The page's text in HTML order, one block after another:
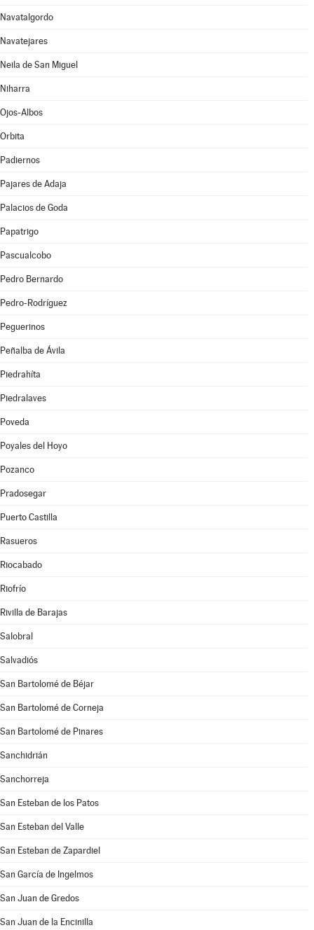
Navatalgordo
Navatejares
Neila de San Miguel
Niharra
Ojos-Albos
Orbita
Padiernos
Pajares de Adaja
Palacios de Goda
Papatrigo
Pascualcobo
Pedro Bernardo
Pedro-Rodríguez
Peguerinos
Peñalba de Ávila
Piedrahíta
Piedralaves
Poveda
Poyales del Hoyo
Pozanco
Pradosegar
Puerto Castilla
Rasueros
Riocabado
Riofrío
Rivilla de Barajas
Salobral
Salvadiós
San Bartolomé de Béjar
San Bartolomé de Corneja
San Bartolomé de Pinares
Sanchidrián
Sanchorreja
San Esteban de los Patos
San Esteban del Valle
San Esteban de Zapardiel
San García de Ingelmos
San Juan de Gredos
San Juan de la Encinilla